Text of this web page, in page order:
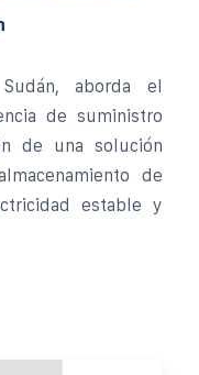
aborda el
de suministro
de una solución
de
estable y